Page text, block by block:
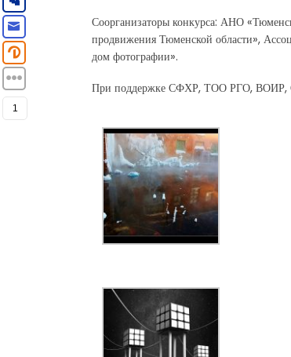
Соорганизаторы конкурса: АНО
продвижения Тюменской области»,
дом фотографии».
При поддержке СФХР, ТОО РГО,
1